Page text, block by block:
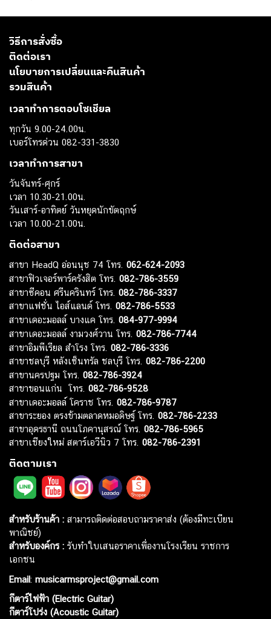
วิธีการสั่งซื้อ
ติดต่อเรา
นโยบายการเปลี่ยนและคืนสินค้า
รวมสินค้า
เวลาทำการตอบโซเชียล
ทุกวัน 9.00-24.00น.
เบอร์โทรด่วน 082-331-3830
เวลาทำการสาขา
วันจันทร์-ศุกร์
เวลา 10.30-21.00น.
วันเสาร์-อาทิตย์ วันหยุดนักขัตฤกษ์
เวลา 10.00-21.00น.
ติดต่อสาขา
สาขา HeadQ อ่อนนุช 74 โทร. 062-624-2093
สาขาฟิวเจอร์พาร์ครังสิต โทร. 082-786-3559
สาขาซีคอน ศรีนครินทร์ โทร. 082-786-3337
สาขาแฟชั่น ไอส์แลนด์ โทร. 082-786-5533
สาขาเดอะมอลล์ บางแค โทร. 084-977-9994
สาขาเดอะมอลล์ งามวงศ์วาน โทร. 082-786-7744
สาขาอิมพีเรียล สำโรง โทร. 082-786-3336
สาขาชลบุรี หลังเซ็นทรัล ชลบุรี โทร. 082-786-2200
สาขานครปฐม โทร. 082-786-3924
สาขาขอนแก่น โทร. 082-786-9528
สาขาเดอะมอลล์ โคราช โทร. 082-786-9787
สาขาระยอง ตรงข้ามตลาดหมอดิษฐ์ โทร. 082-786-2233
สาขาอุดรธานี ถนนโภคานุสรณ์ โทร. 082-786-5965
สาขาเชียงใหม่ สตาร์เอวีนิว 7 โทร. 082-786-2391
ติดตามเรา
สำหรับร้านค้า : สามารถติดต่อสอบถามราคาส่ง (ต้องมีทะเบียน
พาณิชย์)
สำหรับองค์กร : รับทำใบเสนอราคาเพื่องานโรงเรียน ราชการ
เอกชน
Email: musicarmsproject@gmail.com
กีตาร์ไฟฟ้า (Electric Guitar)
กีตาร์โปร่ง (Acoustic Guitar)